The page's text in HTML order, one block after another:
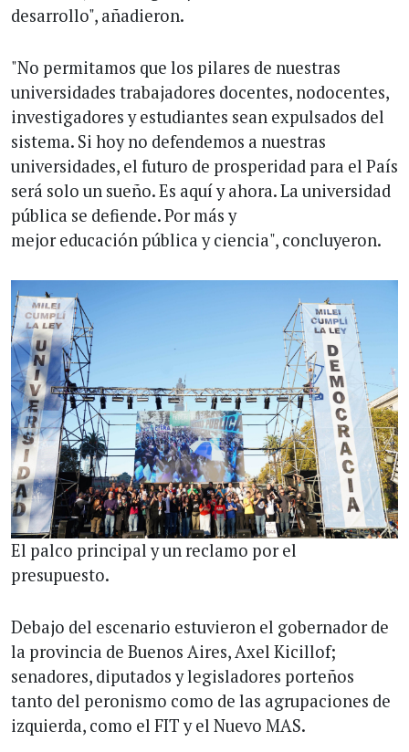
desarrollo", añadieron.
"No permitamos que los pilares de nuestras
universidades trabajadores docentes, nodocentes,
investigadores y estudiantes sean expulsados del
sistema. Si hoy no defendemos a nuestras
universidades, el futuro de prosperidad para el País
será solo un sueño. Es aquí y ahora. La universidad
pública se defiende. Por más y
mejor educación pública y ciencia", concluyeron.
El palco principal y un reclamo por el
presupuesto.
Debajo del escenario estuvieron el gobernador de
la provincia de Buenos Aires, Axel Kicillof;
senadores, diputados y legisladores porteños
tanto del peronismo como de las agrupaciones de
izquierda, como el FIT y el Nuevo MAS.